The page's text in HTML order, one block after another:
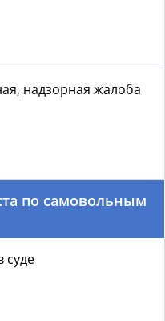
надзорная жалоба
по самовольным
суде